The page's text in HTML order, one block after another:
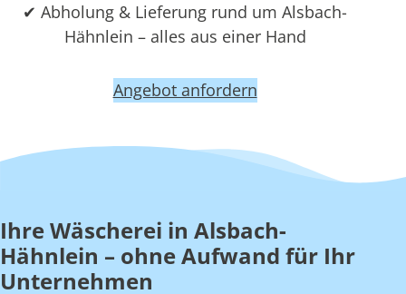
✔ Abholung & Lieferung rund um Alsbach-
Hähnlein – alles aus einer Hand
Angebot anfordern
Ihre Wäscherei in Alsbach-
Hähnlein – ohne Aufwand für Ihr
Unternehmen